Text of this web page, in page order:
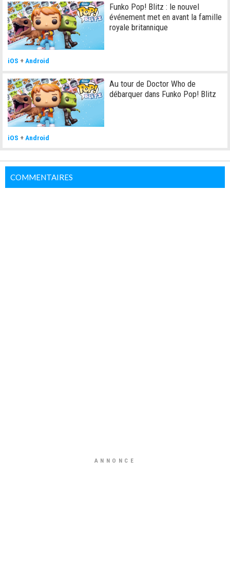
Funko Pop! Blitz : le nouvel
événement met en avant la famille
royale britannique
iOS +Android
Au tour de Doctor Who de
débarquer dans Funko Pop! Blitz
iOS +Android
COMMENTAIRES
ANNONCE